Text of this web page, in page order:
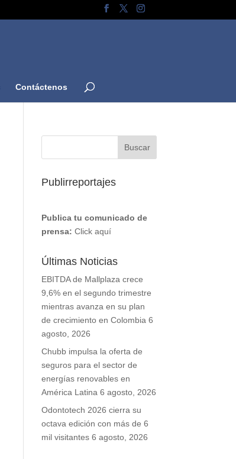
Contáctenos
Publirreportajes
Publica tu comunicado de
prensa: Click aquí
Últimas Noticias
EBITDA de Mallplaza crece
9,6% en el segundo trimestre
mientras avanza en su plan
de crecimiento en Colombia 6
agosto, 2026
Chubb impulsa la oferta de
seguros para el sector de
energías renovables en
América Latina 6 agosto, 2026
Odontotech 2026 cierra su
octava edición con más de 6
mil visitantes 6 agosto, 2026